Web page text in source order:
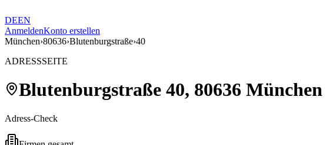
DEEN
AnmeldenKonto erstellen
München›80636›Blutenburgstraße›40
ADRESSSEITE
Blutenburgstraße 40, 80636 München
Adress-Check